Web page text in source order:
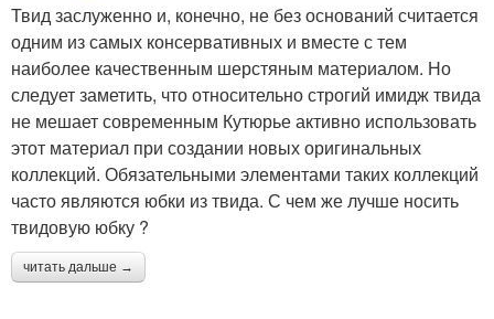
Твид заслуженно и, конечно, не без оснований считается
одним из самых консервативных и вместе с тем
наиболее качественным шерстяным материалом. Но
следует заметить, что относительно строгий имидж твида
не мешает современным Кутюрье активно использовать
этот материал при создании новых оригинальных
коллекций. Обязательными элементами таких коллекций
часто являются юбки из твида. С чем же лучше носить
твидовую юбку ?
читать дальше →